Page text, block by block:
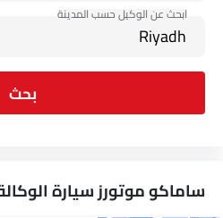
بحث
ساماكو موتورز سيارة